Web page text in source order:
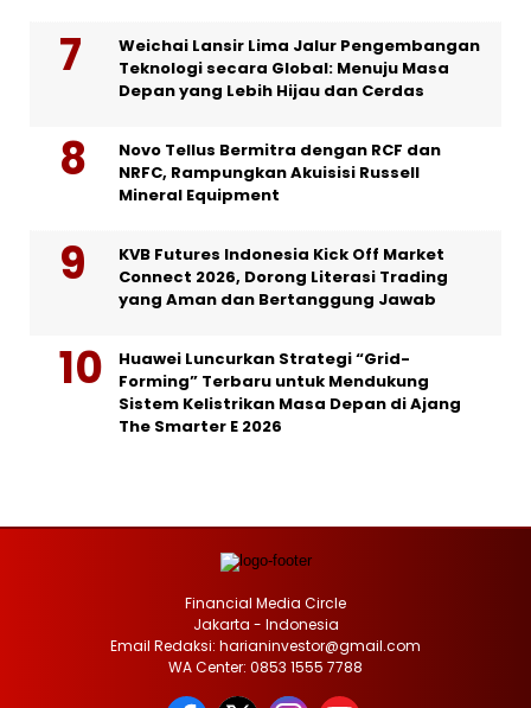
Weichai Lansir Lima Jalur Pengembangan
Teknologi secara Global: Menuju Masa
Depan yang Lebih Hijau dan Cerdas
Novo Tellus Bermitra dengan RCF dan
NRFC, Rampungkan Akuisisi Russell
Mineral Equipment
KVB Futures Indonesia Kick Off Market
Connect 2026, Dorong Literasi Trading
yang Aman dan Bertanggung Jawab
Huawei Luncurkan Strategi “Grid-
Forming” Terbaru untuk Mendukung
Sistem Kelistrikan Masa Depan di Ajang
The Smarter E 2026
Financial Media Circle
Jakarta - Indonesia
Email Redaksi: harianinvestor@gmail.com
WA Center: 0853 1555 7788